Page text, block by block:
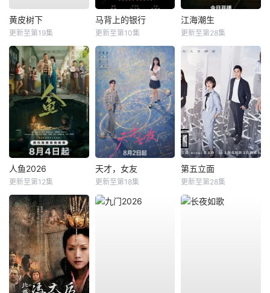
黄皮树下
更新至第19集
马背上的银行
更新至第10集
江海潮生
更新至第28集
人鱼2026
更新至第12集
天才，女友
更新至第18集
第五立面
更新至第28集